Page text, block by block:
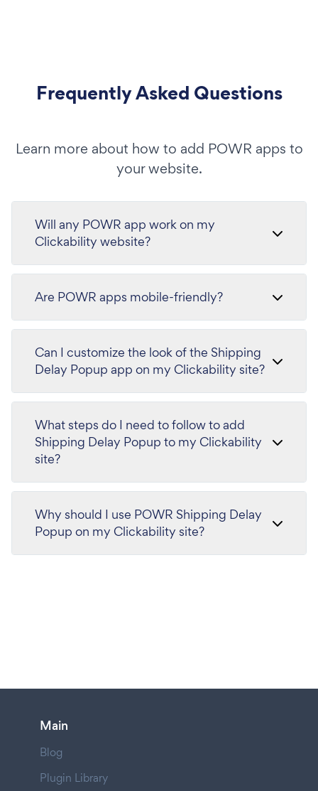
Frequently Asked Questions
Learn more about how to add POWR apps to
your website.
Will any POWR app work on my
Clickability website?
Are POWR apps mobile-friendly?
Can I customize the look of the Shipping
Delay Popup app on my Clickability site?
What steps do I need to follow to add
Shipping Delay Popup to my Clickability
site?
Why should I use POWR Shipping Delay
Popup on my Clickability site?
Main
Blog
Plugin Library